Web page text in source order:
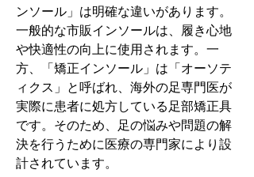
ンソール」は明確な違いがあります。
一般的な市販インソールは、履き心地
や快適性の向上に使用されます。一
方、「矯正インソール」は「オーソテ
ィクス」と呼ばれ、海外の足専門医が
実際に患者に処方している足部矯正具
です。そのため、足の悩みや問題の解
決を行うために医療の専門家により設
計されています。